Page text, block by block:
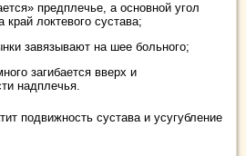
предплечье, а основной угол
край локтевого сустава;
завязывают на шее больного;
загибается вверх и
надплечья.
подвижность сустава и усугубление